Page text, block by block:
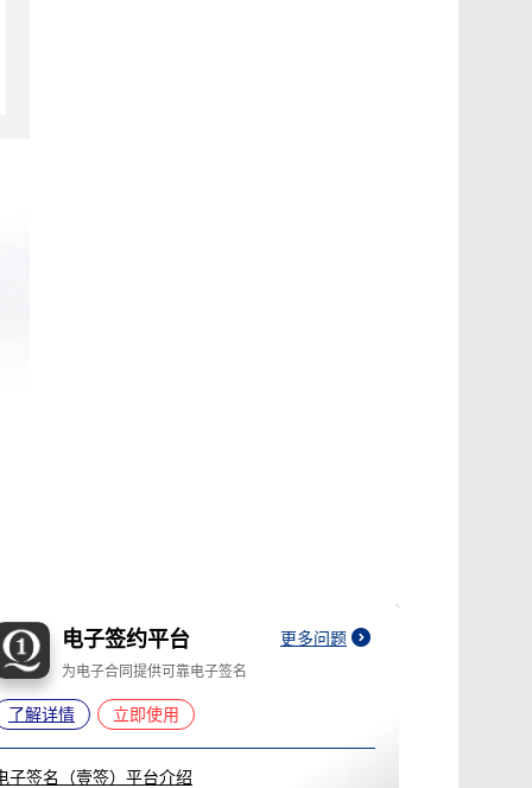
电子签约平台 更多问题
为电子合同提供可靠电子签名
了解详情 立即使用
子签名（壹签）平台介绍